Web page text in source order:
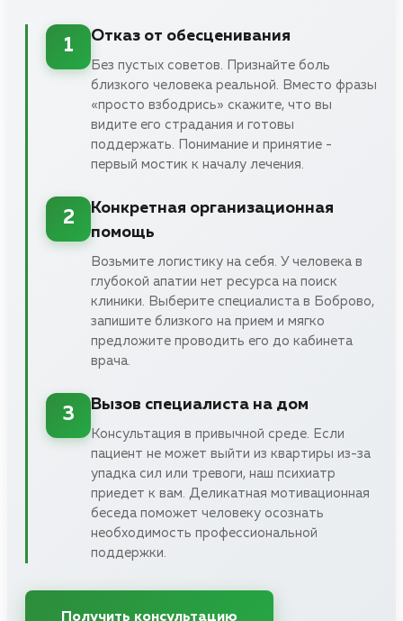
1
Отказ от обесценивания
Без пустых советов. Признайте боль
близкого человека реальной. Вместо фразы
«просто взбодрись» скажите, что вы
видите его страдания и готовы
поддержать. Понимание и принятие -
первый мостик к началу лечения.
2
Конкретная организационная
помощь
Возьмите логистику на себя. У человека в
глубокой апатии нет ресурса на поиск
клиники. Выберите специалиста в Боброво,
запишите близкого на прием и мягко
предложите проводить его до кабинета
врача.
3
Вызов специалиста на дом
Консультация в привычной среде. Если
пациент не может выйти из квартиры из-за
упадка сил или тревоги, наш психиатр
приедет к вам. Деликатная мотивационная
беседа поможет человеку осознать
необходимость профессиональной
поддержки.
Получить консультацию